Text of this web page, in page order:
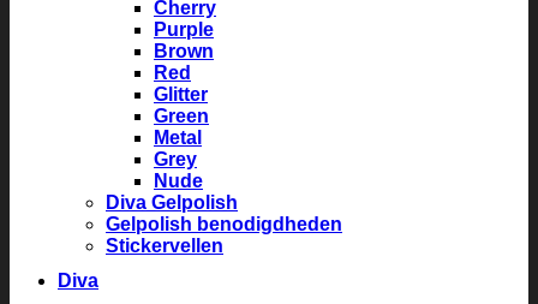
Cherry
Purple
Brown
Red
Glitter
Green
Metal
Grey
Nude
Diva Gelpolish
Gelpolish benodigdheden
Stickervellen
Diva